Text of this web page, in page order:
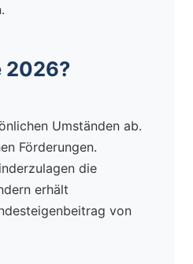
2026?
Umständen ab.
Förderungen.
die
erhält
von